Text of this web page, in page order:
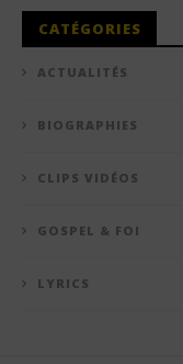
CATÉGORIES
ACTUALITÉS
BIOGRAPHIES
CLIPS VIDÉOS
GOSPEL & FOI
LYRICS